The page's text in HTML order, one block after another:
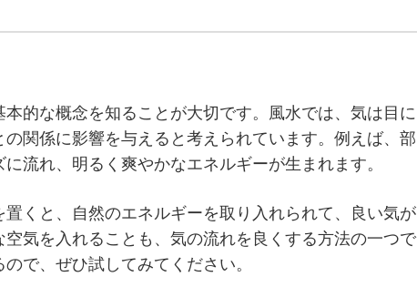
的な概念を知ることが大切です。風水では、気は目に
関係に影響を与えると考えられています。例えば、部
流れ、明るく爽やかなエネルギーが生まれます。
くと、自然のエネルギーを取り入れられて、良い気が
気を入れることも、気の流れを良くする方法の一つで
で、ぜひ試してみてください。